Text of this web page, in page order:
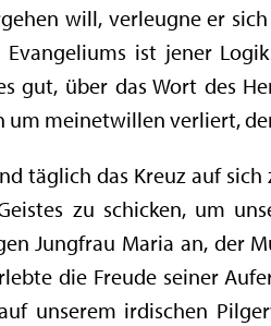
will, verleugne er
ist jener
über das Wort des
meinetwillen verliert,
täglich das Kreuz auf
zu schicken, um
Jungfrau Maria an, der
die Freude seiner
unserem irdischen